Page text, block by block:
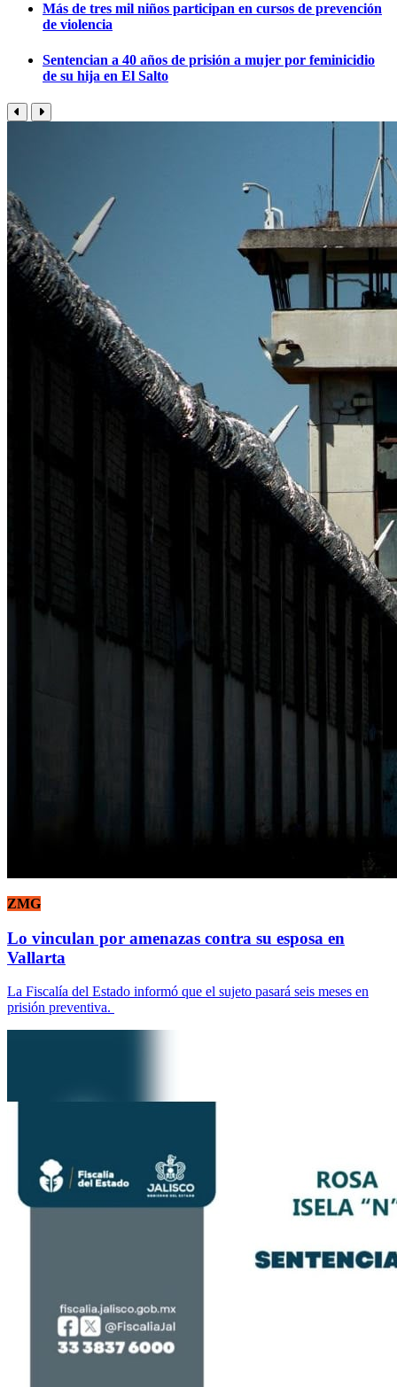
Más de tres mil niños participan en cursos de prevención
de violencia
Sentencian a 40 años de prisión a mujer por feminicidio
de su hija en El Salto
ZMG
Lo vinculan por amenazas contra su esposa en
Vallarta
La Fiscalía del Estado informó que el sujeto pasará seis meses en
prisión preventiva.